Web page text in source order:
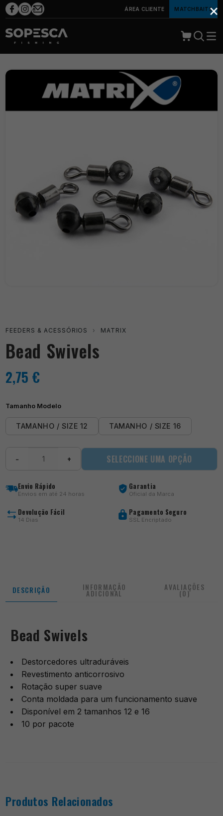
ÁREA CLIENTE MATCHBAITS
FEEDERS & ACESSÓRIOS › MATRIX
Bead Swivels
2,75 €
Tamanho Modelo
TAMANHO / SIZE 12 TAMANHO / SIZE 16
− + SELECCIONE UMA OPÇÃO
Envio Rápido
Envios em até 24 horas
Garantia
Oficial da Marca
Devolução Fácil
14 Dias
Pagamento Seguro
SSL Encriptado
DESCRIÇÃO INFORMAÇÃO
ADICIONAL
AVALIAÇÕES
(0)
Bead Swivels
Destorcedores ultraduráveis
Revestimento anticorrosivo
Rotação super suave
Conta moldada para um funcionamento suave
Disponível em 2 tamanhos 12 e 16
10 por pacote
Produtos Relacionados
×